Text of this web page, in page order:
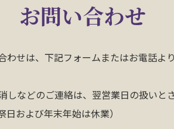
お問い合わせ
せは、下記フォームまたはお電話よ
などのご連絡は、翌営業日の扱いと
および年末年始は休業）